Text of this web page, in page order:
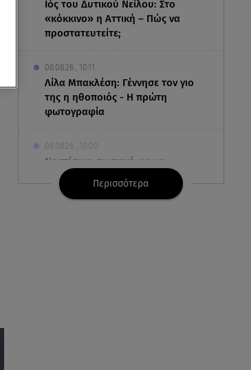
Ιός του Δυτικού Νείλου: Στο
«κόκκινο» η Αττική – Πώς να
προστατευτείτε;
08.08.26 , 10:11
Λίλα Μπακλέση: Γέννησε τον γιο
της η ηθοποιός - Η πρώτη
φωτογραφία
08.08.26 , 10:00
Νηστίσιμη συνταγή για να
φτιάξετε χαλβά με σοκολάτα και
πορτοκάλι
Περισσότερα